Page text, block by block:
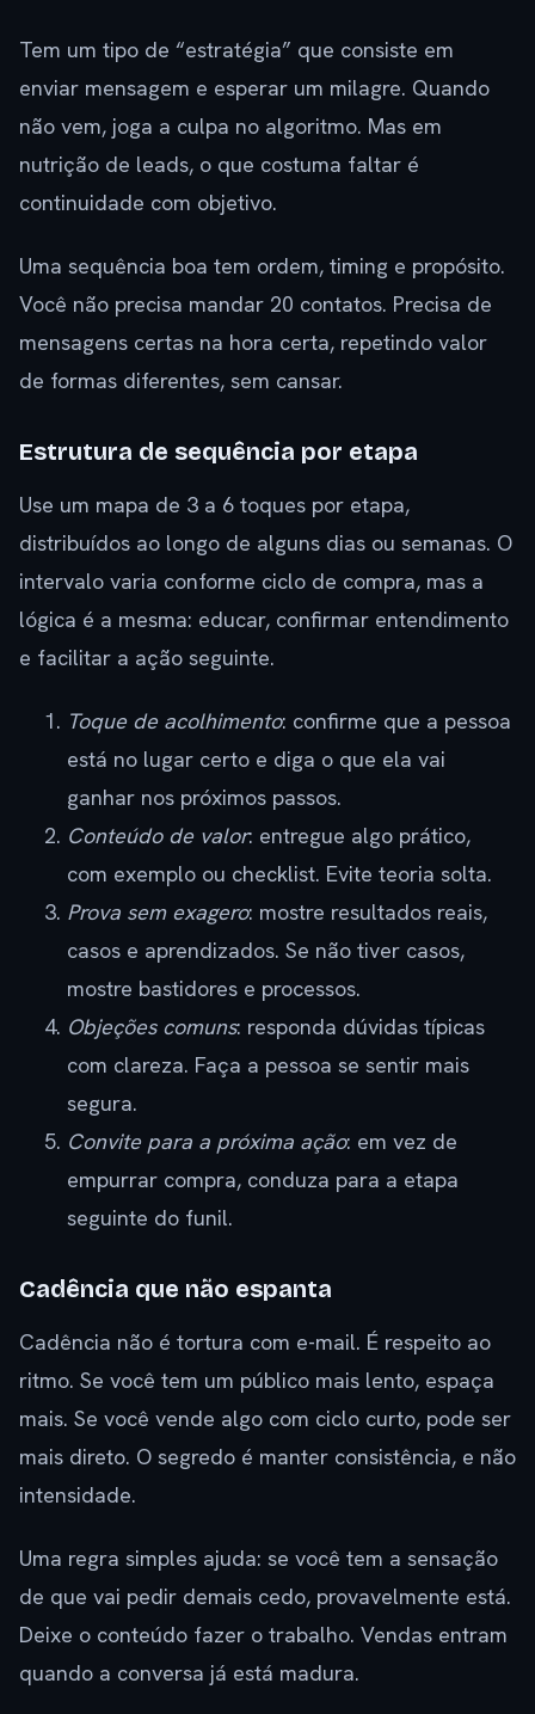
Tem um tipo de “estratégia” que consiste em
enviar mensagem e esperar um milagre. Quando
não vem, joga a culpa no algoritmo. Mas em
nutrição de leads, o que costuma faltar é
continuidade com objetivo.
Uma sequência boa tem ordem, timing e propósito.
Você não precisa mandar 20 contatos. Precisa de
mensagens certas na hora certa, repetindo valor
de formas diferentes, sem cansar.
Estrutura de sequência por etapa
Use um mapa de 3 a 6 toques por etapa,
distribuídos ao longo de alguns dias ou semanas. O
intervalo varia conforme ciclo de compra, mas a
lógica é a mesma: educar, confirmar entendimento
e facilitar a ação seguinte.
Toque de acolhimento: confirme que a pessoa
está no lugar certo e diga o que ela vai
ganhar nos próximos passos.
Conteúdo de valor: entregue algo prático,
com exemplo ou checklist. Evite teoria solta.
Prova sem exagero: mostre resultados reais,
casos e aprendizados. Se não tiver casos,
mostre bastidores e processos.
Objeções comuns: responda dúvidas típicas
com clareza. Faça a pessoa se sentir mais
segura.
Convite para a próxima ação: em vez de
empurrar compra, conduza para a etapa
seguinte do funil.
Cadência que não espanta
Cadência não é tortura com e-mail. É respeito ao
ritmo. Se você tem um público mais lento, espaça
mais. Se você vende algo com ciclo curto, pode ser
mais direto. O segredo é manter consistência, e não
intensidade.
Uma regra simples ajuda: se você tem a sensação
de que vai pedir demais cedo, provavelmente está.
Deixe o conteúdo fazer o trabalho. Vendas entram
quando a conversa já está madura.